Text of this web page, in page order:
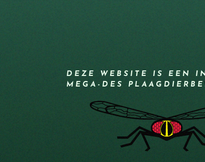
DEZE WEBSITE IS EEN
MEGA-DES